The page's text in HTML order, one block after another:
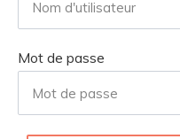
Mot de passe